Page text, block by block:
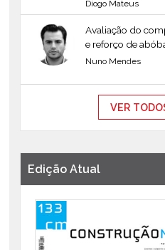
Diogo Mateus
Avaliação do
e reforço de
Nuno Mendes
VER
Edição Atual